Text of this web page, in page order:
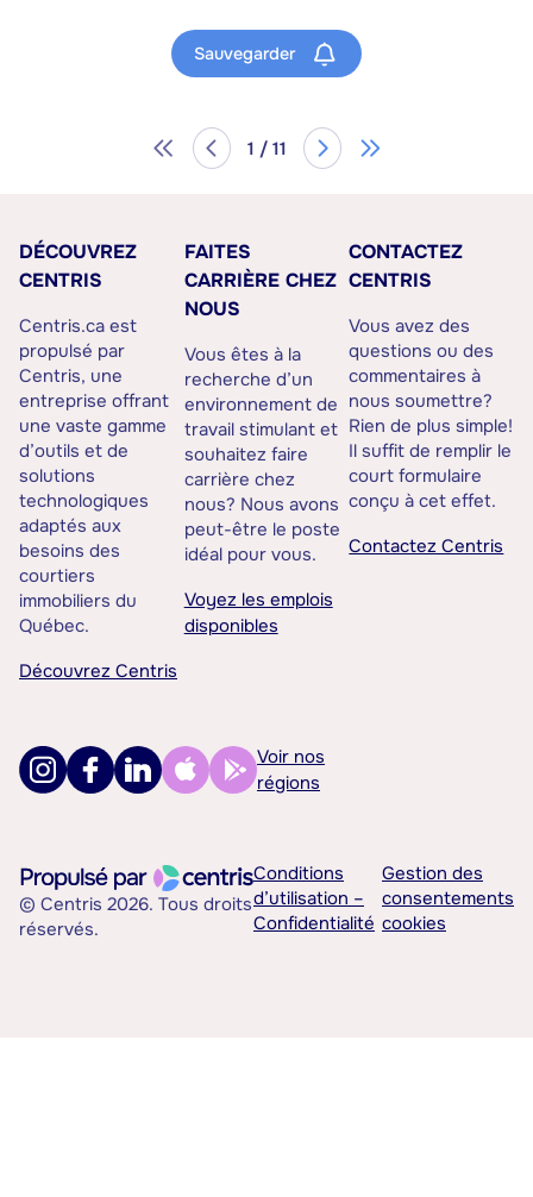
Sauvegarder
1 / 11
DÉCOUVREZ
CENTRIS
Centris.ca est
propulsé par
Centris, une
entreprise offrant
une vaste gamme
d’outils et de
solutions
technologiques
adaptés aux
besoins des
courtiers
immobiliers du
Québec.
Découvrez Centris
FAITES
CARRIÈRE CHEZ
NOUS
Vous êtes à la
recherche d’un
environnement de
travail stimulant et
souhaitez faire
carrière chez
nous? Nous avons
peut-être le poste
idéal pour vous.
Voyez les emplois
disponibles
CONTACTEZ
CENTRIS
Vous avez des
questions ou des
commentaires à
nous soumettre?
Rien de plus simple!
Il suffit de remplir le
court formulaire
conçu à cet effet.
Contactez Centris
Voir nos
régions
© Centris 2026. Tous droits
réservés.
Conditions
d’utilisation –
Confidentialité
Gestion des
consentements
cookies